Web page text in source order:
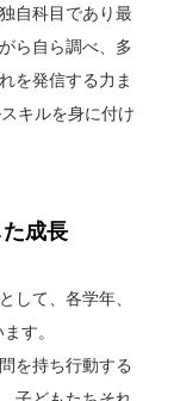
自科目であり最
ら自ら調べ、多
を発信する力ま
キルを身に付け
成長
して、各学年、
す。
を持ち⾏動する